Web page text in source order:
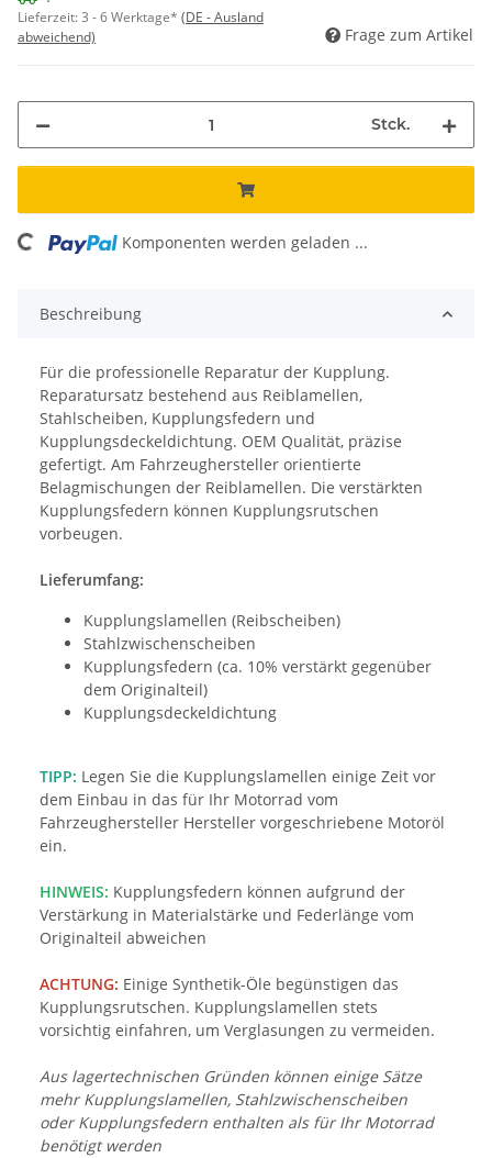
Lieferzeit:3 - 6 Werktage* (DE - Ausland
abweichend)
Frage zum Artikel
Stck.
Komponenten werden geladen ...
Beschreibung
Für die professionelle Reparatur der Kupplung.
Reparatursatz bestehend aus Reiblamellen,
Stahlscheiben, Kupplungsfedern und
Kupplungsdeckeldichtung. OEM Qualität, präzise
gefertigt. Am Fahrzeughersteller orientierte
Belagmischungen der Reiblamellen. Die verstärkten
Kupplungsfedern können Kupplungsrutschen
vorbeugen.
Lieferumfang:
Kupplungslamellen (Reibscheiben)
Stahlzwischenscheiben
Kupplungsfedern (ca. 10% verstärkt gegenüber
dem Originalteil)
Kupplungsdeckeldichtung
TIPP: Legen Sie die Kupplungslamellen einige Zeit vor
dem Einbau in das für Ihr Motorrad vom
Fahrzeughersteller Hersteller vorgeschriebene Motoröl
ein.
HINWEIS: Kupplungsfedern können aufgrund der
Verstärkung in Materialstärke und Federlänge vom
Originalteil abweichen
ACHTUNG: Einige Synthetik-Öle begünstigen das
Kupplungsrutschen. Kupplungslamellen stets
vorsichtig einfahren, um Verglasungen zu vermeiden.
Aus lagertechnischen Gründen können einige Sätze
mehr Kupplungslamellen, Stahlzwischenscheiben
oder Kupplungsfedern enthalten als für Ihr Motorrad
benötigt werden